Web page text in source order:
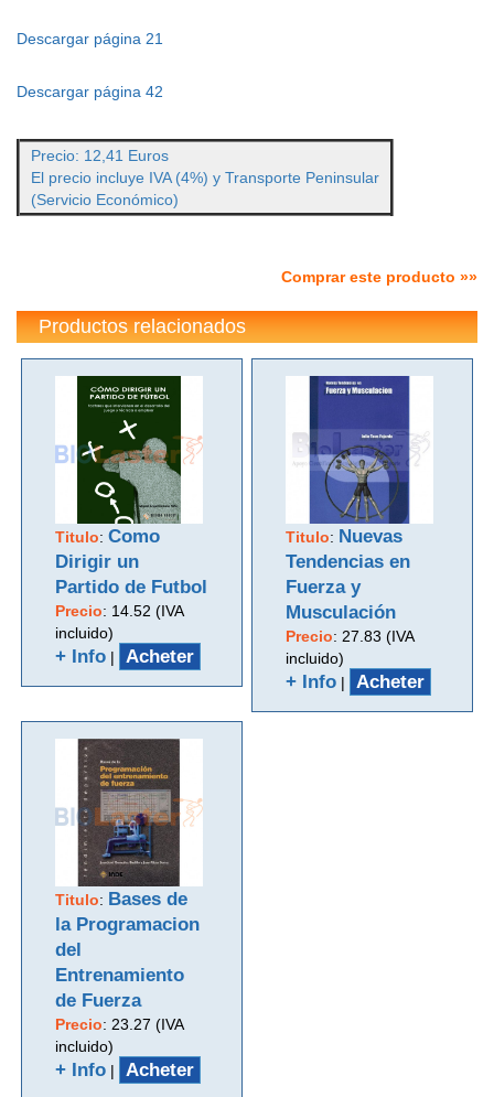
Descargar página 21
Descargar página 42
Precio: 12,41 Euros
El precio incluye IVA (4%) y Transporte Peninsular
(Servicio Económico)
Comprar este producto »»
Productos relacionados
Titulo:Como
Dirigir un
Partido de Futbol
Precio: 14.52 (IVA
incluido)
+ Info | Acheter
Titulo: Nuevas
Tendencias en
Fuerza y
Musculación
Precio: 27.83 (IVA
incluido)
+ Info | Acheter
Titulo: Bases de
la Programacion
del
Entrenamiento
de Fuerza
Precio: 23.27 (IVA
incluido)
+ Info | Acheter